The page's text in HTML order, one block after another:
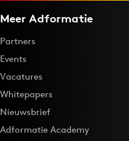
Meer Adformatie
Partners
Events
Vacatures
Whitepapers
Nieuwsbrief
Adformatie Academy